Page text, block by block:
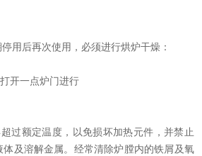
用后再次使用，必须进行烘炉干燥：
一点炉门进行
过额定温度，以免损坏加热元件，并禁止
及溶解金属。经常清除炉膛内的铁屑及氧